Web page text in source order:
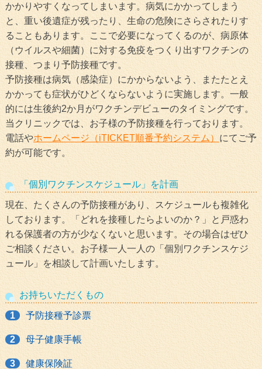
乳幼児健診
かかりやすくなってしまいます。病気にかかってしまう
と、重い後遺症が残ったり、生命の危険にさらされたりす
ることもあります。ここで必要になってくるのが、病原体
（ウイルスや細菌）に対する免疫をつくり出すワクチンの
接種、つまり予防接種です。
予防接種は病気（感染症）にかからないよう、またたとえ
かかっても症状がひどくならないように実施します。一般
的には生後約2か月がワクチンデビューのタイミングです。
当クリニックでは、お子様の予防接種を行っております。
電話やホームページ（iTICKET順番予約システム） にてご予
約が可能です。
「個別ワクチンスケジュール」を計画
現在、たくさんの予防接種があり、スケジュールも複雑化
しております。「どれを接種したらよいのか？」と戸惑わ
れる保護者の方が少なくないと思います。その場合はぜひ
ご相談ください。お子様一人一人の「個別ワクチンスケジ
ュール」を相談して計画いたします。
お持ちいただくもの
1 予防接種予診票
2 母子健康手帳
3 健康保険証